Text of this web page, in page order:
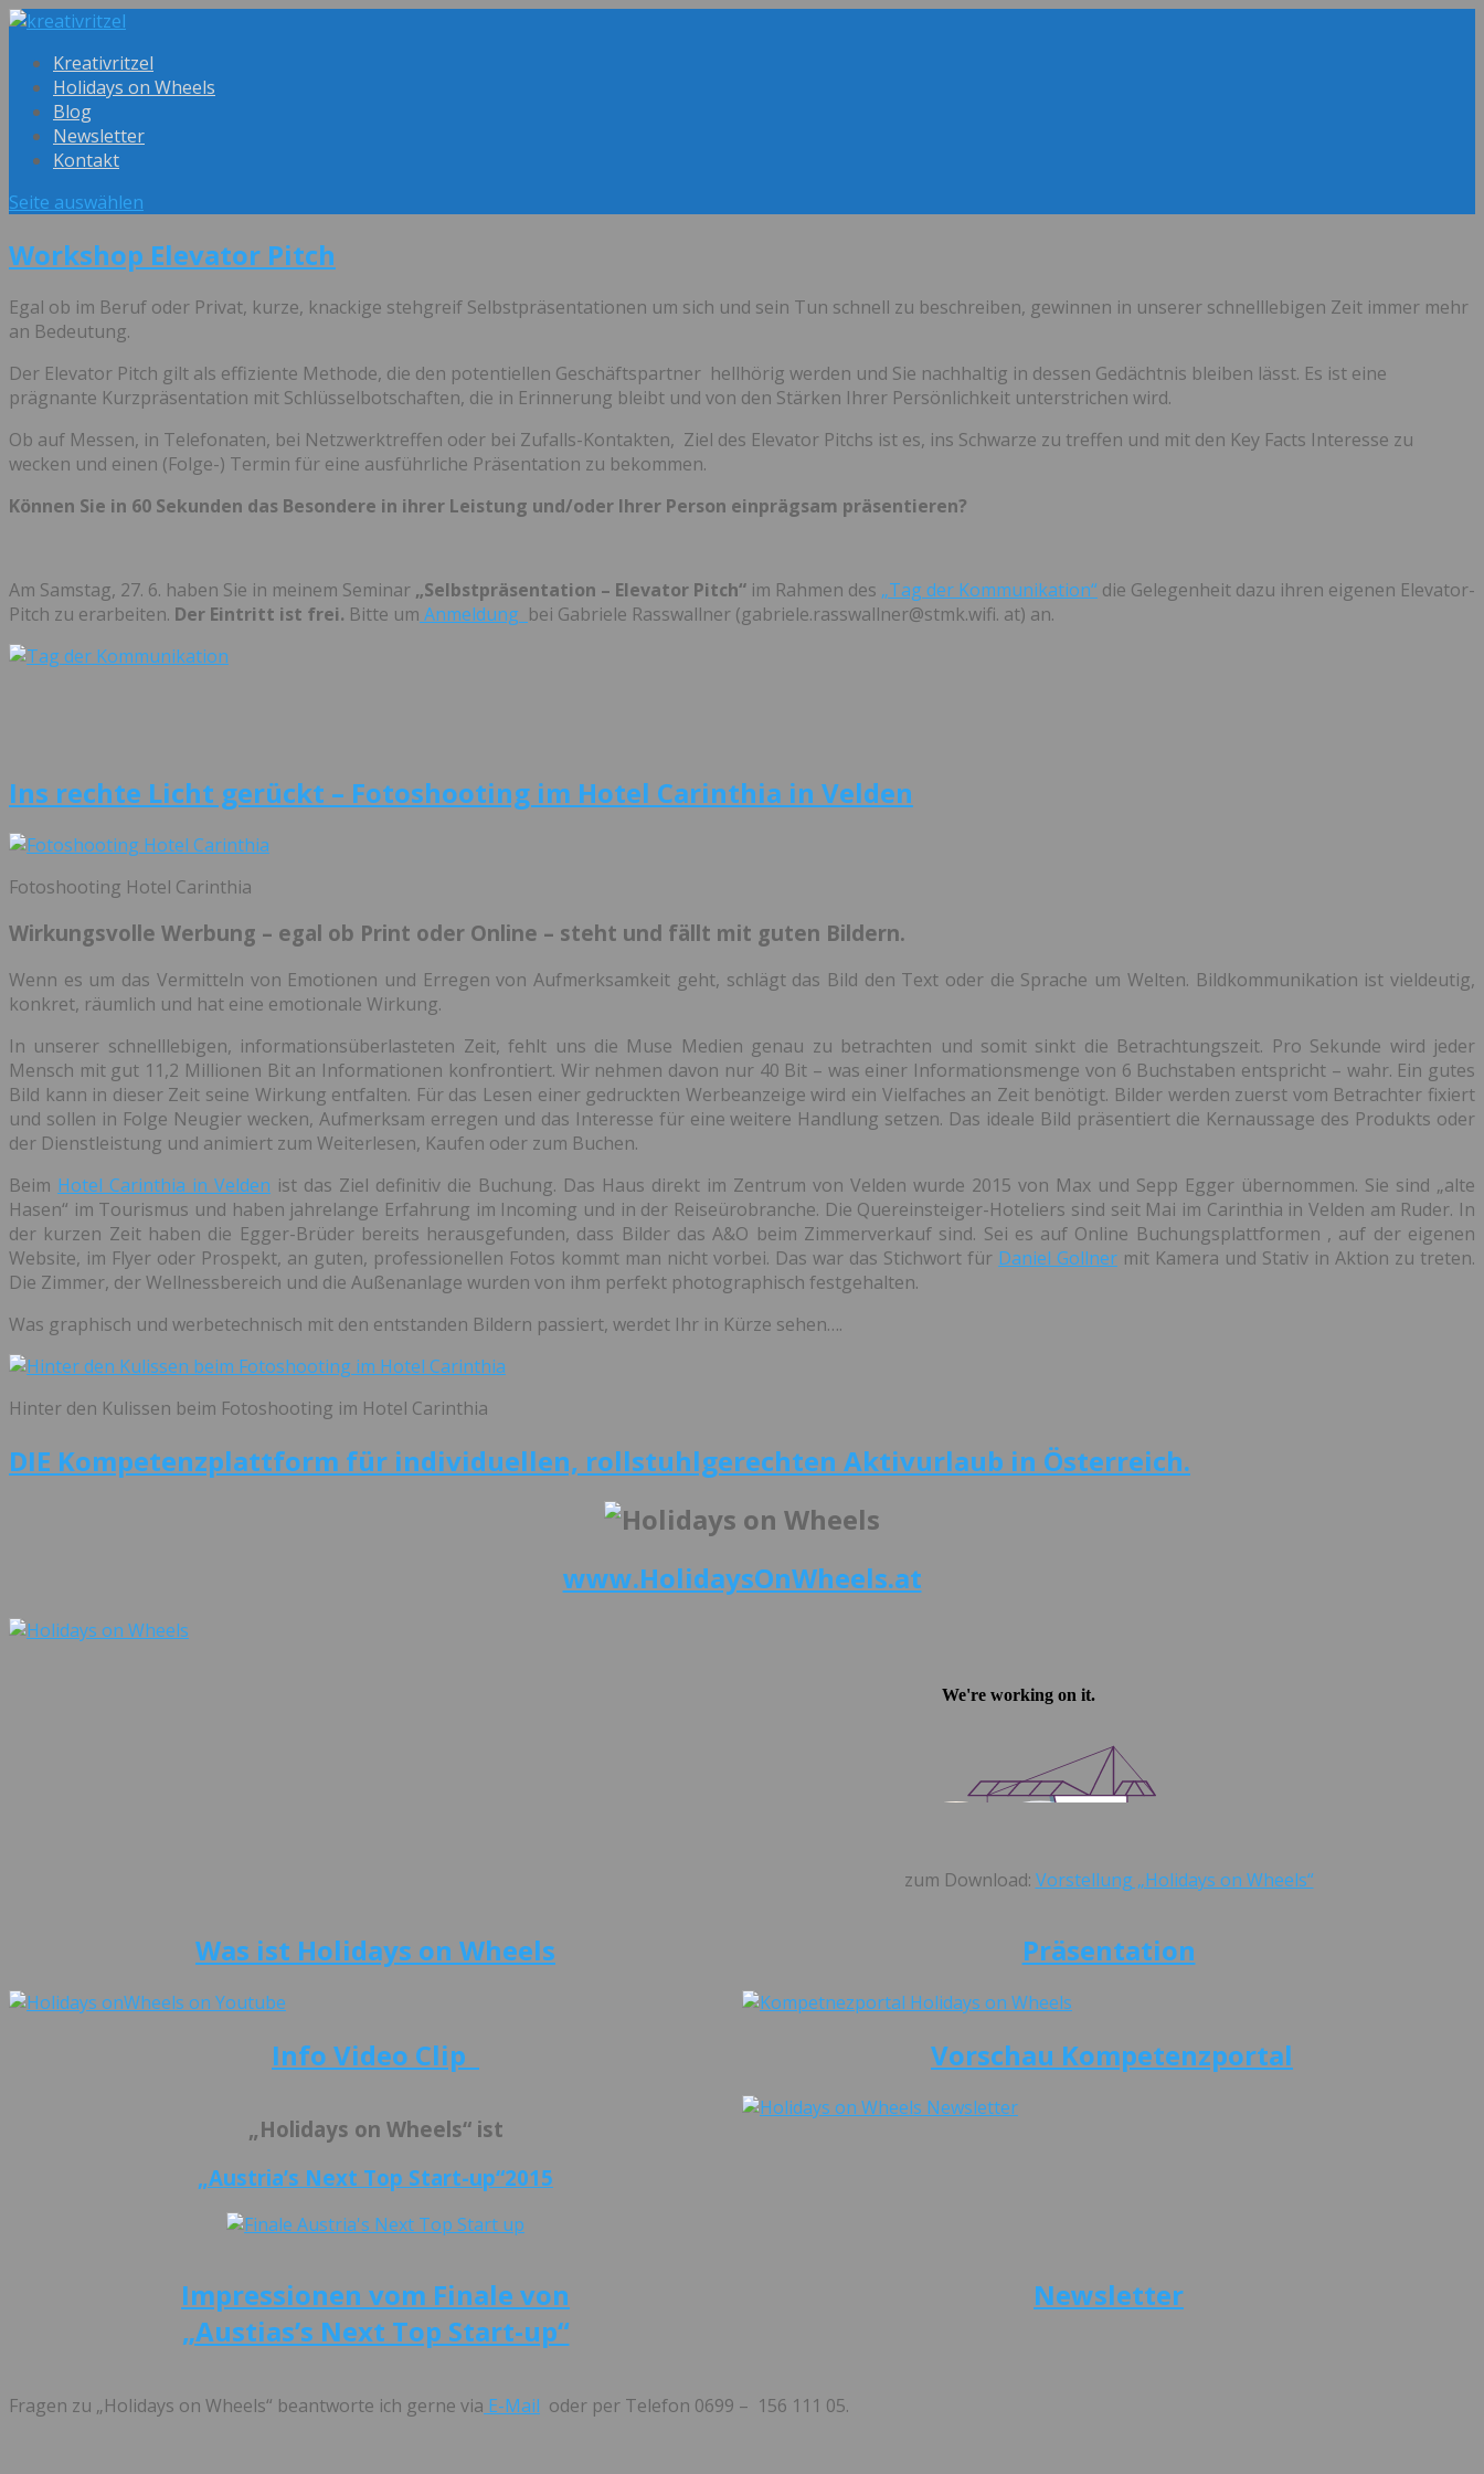
Kreativritzel
Holidays on Wheels
Blog
Newsletter
Kontakt
Seite auswählen
Workshop Elevator Pitch
Egal ob im Beruf oder Privat, kurze, knackige stehgreif Selbstpräsentationen um sich und sein Tun schnell zu beschreiben, gewinnen in unserer schnelllebigen Zeit immer mehr
an Bedeutung.
Der Elevator Pitch gilt als effiziente Methode, die den potentiellen Geschäftspartner hellhörig werden und Sie nachhaltig in dessen Gedächtnis bleiben lässt. Es ist eine
prägnante Kurzpräsentation mit Schlüsselbotschaften, die in Erinnerung bleibt und von den Stärken Ihrer Persönlichkeit unterstrichen wird.
Ob auf Messen, in Telefonaten, bei Netzwerktreffen oder bei Zufalls-Kontakten, Ziel des Elevator Pitchs ist es, ins Schwarze zu treffen und mit den Key Facts Interesse zu
wecken und einen (Folge-) Termin für eine ausführliche Präsentation zu bekommen.
Können Sie in 60 Sekunden das Besondere in ihrer Leistung und/oder Ihrer Person einprägsam präsentieren?
Am Samstag, 27. 6. haben Sie in meinem Seminar „Selbstpräsentation – Elevator Pitch“ im Rahmen des „Tag der Kommunikation“ die Gelegenheit dazu ihren eigenen Elevator-
Pitch zu erarbeiten. Der Eintritt ist frei. Bitte um Anmeldung bei Gabriele Rasswallner (gabriele.rasswallner@stmk.wifi. at) an.
Ins rechte Licht gerückt – Fotoshooting im Hotel Carinthia in Velden
Fotoshooting Hotel Carinthia
Wirkungsvolle Werbung – egal ob Print oder Online – steht und fällt mit guten Bildern.
Wenn es um das Vermitteln von Emotionen und Erregen von Aufmerksamkeit geht, schlägt das Bild den Text oder die Sprache um Welten. Bildkommunikation ist vieldeutig,
konkret, räumlich und hat eine emotionale Wirkung.
In unserer schnelllebigen, informationsüberlasteten Zeit, fehlt uns die Muse Medien genau zu betrachten und somit sinkt die Betrachtungszeit. Pro Sekunde wird jeder
Mensch mit gut 11,2 Millionen Bit an Informationen konfrontiert. Wir nehmen davon nur 40 Bit – was einer Informationsmenge von 6 Buchstaben entspricht – wahr. Ein gutes
Bild kann in dieser Zeit seine Wirkung entfalten. Für das Lesen einer gedruckten Werbeanzeige wird ein Vielfaches an Zeit benötigt. Bilder werden zuerst vom Betrachter fixiert
und sollen in Folge Neugier wecken, Aufmerksam erregen und das Interesse für eine weitere Handlung setzen. Das ideale Bild präsentiert die Kernaussage des Produkts oder
der Dienstleistung und animiert zum Weiterlesen, Kaufen oder zum Buchen.
Beim Hotel Carinthia in Velden ist das Ziel definitiv die Buchung. Das Haus direkt im Zentrum von Velden wurde 2015 von Max und Sepp Egger übernommen. Sie sind „alte
Hasen“ im Tourismus und haben jahrelange Erfahrung im Incoming und in der Reiseürobranche. Die Quereinsteiger-Hoteliers sind seit Mai im Carinthia in Velden am Ruder. In
der kurzen Zeit haben die Egger-Brüder bereits herausgefunden, dass Bilder das A&O beim Zimmerverkauf sind. Sei es auf Online Buchungsplattformen , auf der eigenen
Website, im Flyer oder Prospekt, an guten, professionellen Fotos kommt man nicht vorbei. Das war das Stichwort für Daniel Gollner mit Kamera und Stativ in Aktion zu treten.
Die Zimmer, der Wellnessbereich und die Außenanlage wurden von ihm perfekt photographisch festgehalten.
Was graphisch und werbetechnisch mit den entstanden Bildern passiert, werdet Ihr in Kürze sehen….
Hinter den Kulissen beim Fotoshooting im Hotel Carinthia
DIE Kompetenzplattform für individuellen, rollstuhlgerechten Aktivurlaub in Österreich.
www.HolidaysOnWheels.at
zum Download: Vorstellung „Holidays on Wheels“
Was ist Holidays on Wheels Präsentation
Info Video Clip Vorschau Kompetenzportal
„Holidays on Wheels“ ist
„Austria’s Next Top Start-up“2015
Impressionen vom Finale von
„Austias’s Next Top Start-up“
Newsletter
Fragen zu „Holidays on Wheels“ beantworte ich gerne via E-Mail oder per Telefon 0699 – 156 111 05.